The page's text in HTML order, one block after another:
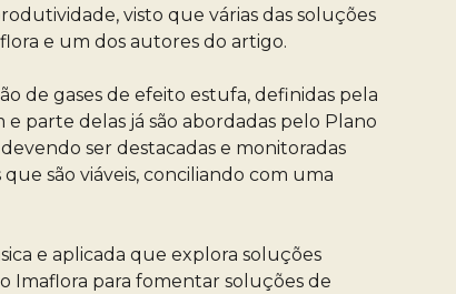
visto que várias das soluções
e um dos autores do artigo.
de gases de efeito estufa, definidas pela
parte delas já são abordadas pelo Plano
ser destacadas e monitoradas
são viáveis, conciliando com uma
e aplicada que explora soluções
Imaflora para fomentar soluções de